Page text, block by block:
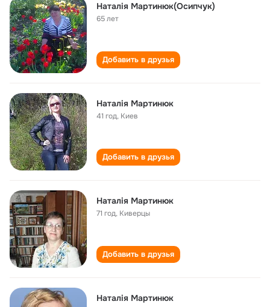
Наталія Мартинюк(Осипчук)
65 лет
Добавить в друзья
Наталія Мартинюк
41 год, Киев
Добавить в друзья
Наталія Мартинюк
71 год, Киверцы
Добавить в друзья
Наталія Мартинюк